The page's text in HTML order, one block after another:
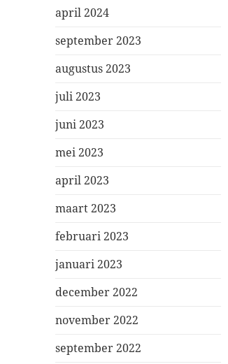
april 2024
september 2023
augustus 2023
juli 2023
juni 2023
mei 2023
april 2023
maart 2023
februari 2023
januari 2023
december 2022
november 2022
september 2022